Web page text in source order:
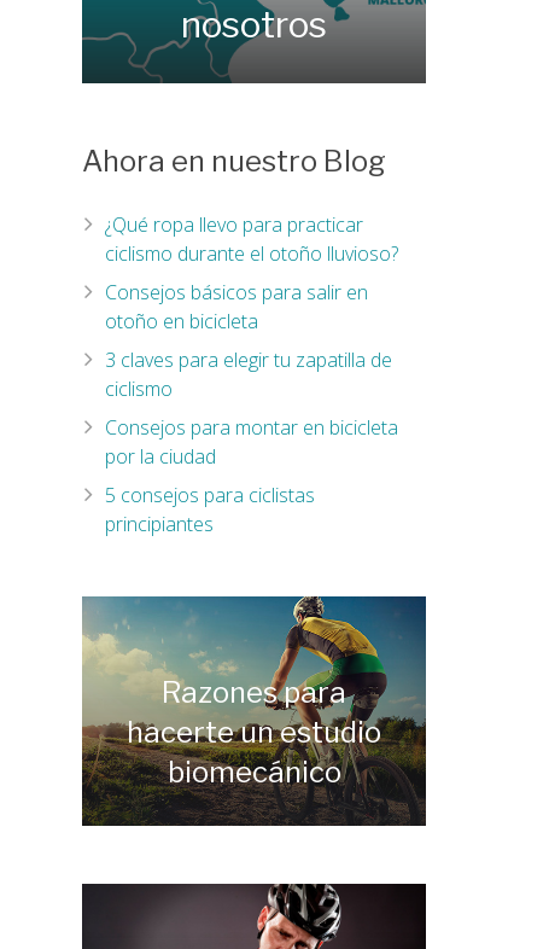
nosotros
Ahora en nuestro Blog
¿Qué ropa llevo para practicar
ciclismo durante el otoño lluvioso?
Consejos básicos para salir en
otoño en bicicleta
3 claves para elegir tu zapatilla de
ciclismo
Consejos para montar en bicicleta
por la ciudad
5 consejos para ciclistas
principiantes
Razones para
hacerte un estudio
biomecánico